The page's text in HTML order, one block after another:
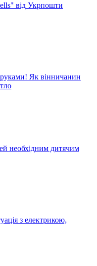
від Укрпошти
руками! Як вінничанин
необхідним дитячим
з електрикою,